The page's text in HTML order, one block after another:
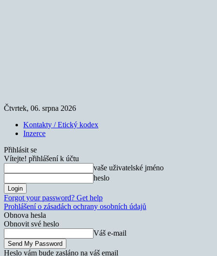
Čtvrtek, 06. srpna 2026
Kontakty / Etický kodex
Inzerce
Přihlásit se
Vítejte! přihlášení k účtu
vaše uživatelské jméno
heslo
Forgot your password? Get help
Prohlášení o zásadách ochrany osobních údajů
Obnova hesla
Obnovit své heslo
Váš e-mail
Heslo vám bude zasláno na váš email